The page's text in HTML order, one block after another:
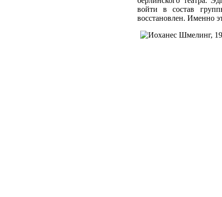
войти в состав
восстановлен. Именно